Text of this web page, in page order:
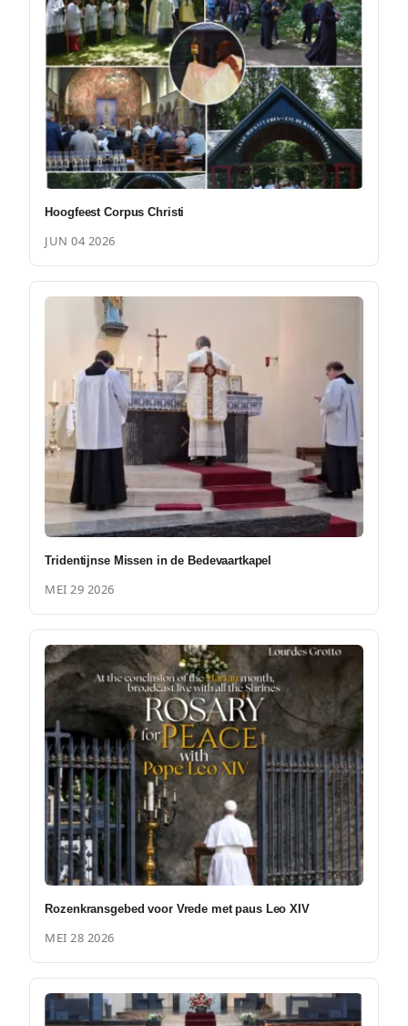
Hoogfeest Corpus Christi
JUN 04 2026
Tridentijnse Missen in de Bedevaartkapel
MEI 29 2026
Rozenkransgebed voor Vrede met paus Leo XIV
MEI 28 2026